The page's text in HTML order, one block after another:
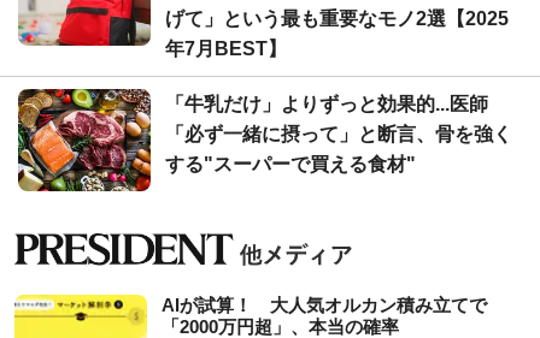
げて」という最も重要なモノ2選【2025
年7月BEST】
「牛乳だけ」よりずっと効果的...医師
「必ず一緒に摂って」と断言、骨を強く
する"スーパーで買える食材"
AIが試算！ 大人気オルカン積み立てで
「2000万円超」、本当の確率